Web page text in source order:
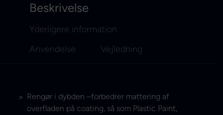
Beskrivelse
Yderligere information
Anvendelse
Vejledning
Rengør i dybden –forbedrer mattering af
overfladen på coating, så som Plastic Paint,